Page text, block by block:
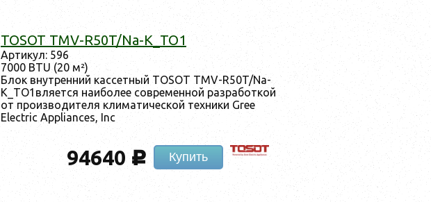
TOSOT TMV-R50T/Na-K_TO1
Ар­ти­кул: 596
7000 BTU (20 м²)
Блок внут­ренний кас­сетный TOSOT TMV-R50T/Na-
K_TO1вля­ет­ся на­ибо­лее сов­ре­мен­ной раз­ра­бот­кой
от про­из­во­дите­ля кли­мати­чес­кой тех­ни­ки Gree
Electric Appliances, Inc
94640 c Купить